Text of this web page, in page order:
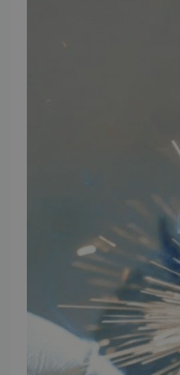
Ansøg om at
TMP
Cookie og
Salgs- og
Vores
Mandag - Torsdag
FØLG
Facebook